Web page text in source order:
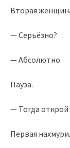
Вторая
— Серьёзно?
— Абсолютно.
Пауза.
— Тогда
Первая